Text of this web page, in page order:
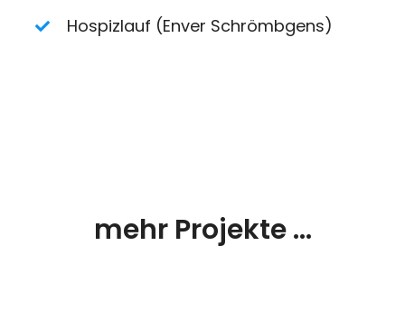
Hospizlauf (Enver Schrömbgens)
mehr Projekte ...